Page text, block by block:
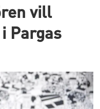
vill
Pargas